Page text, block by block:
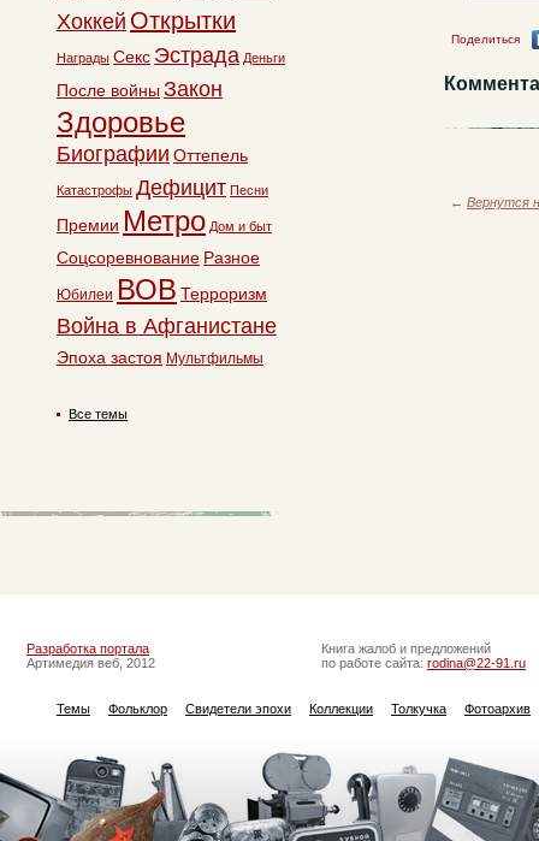
Поделиться
← Вернутся
Хоккей Открытки
Награды Секс Эстрада Деньги
После войны Закон
Здоровье
Биографии Оттепель
Катастрофы Дефицит Песни
Премии Метро Дом и быт
Соцсоревнование Разное
Юбилеи ВОВ Терроризм
Война в Афганистане
Эпоха застоя Мультфильмы
Все темы
Разработка портала
Артимедия веб, 2012
Книга жалоб и предложений
по работе сайта: rodina@22-91.ru
Темы Фольклор Свидетели эпохи Коллекции Толкучка Фотоархив